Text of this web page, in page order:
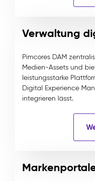
Verwaltung
Pimcores DAM
Medien-Assets und
leistungsstarke
Digital Experience
integrieren lässt.